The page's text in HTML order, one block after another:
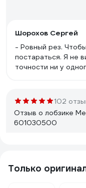
Шорохов Сергей
- Ровный рез.
постараться. Я не
точности ни у
102
Отзыв о лобзике
601030500
неплохой лобзик
Только